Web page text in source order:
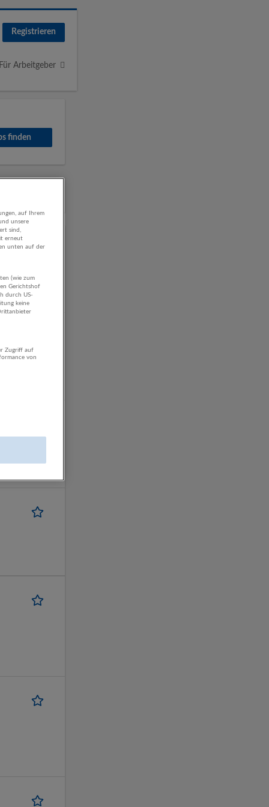
Registrieren
Für Arbeitgeber
auf Ihrem
unsere
sind,
erneut
unten auf der
(wie zum
Gerichtshof
durch US-
keine
Zugriff auf
von